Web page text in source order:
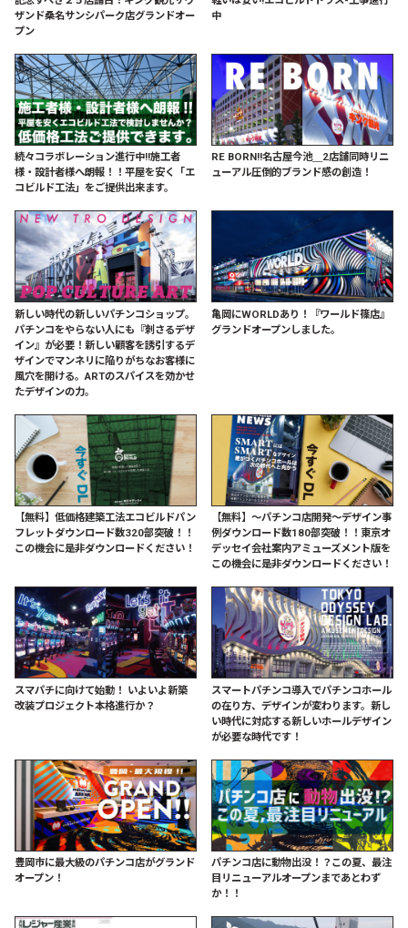
ザンド桑名サンシパーク店グランドオー
プン
中
続々コラボレーション進行中!!施工者
様・設計者様へ朗報！！平屋を安く「エ
コビルド工法」をご提供出来ます。
RE BORN!!名古屋今池＿2店舗同時リニ
ューアル圧倒的ブランド感の創造！
新しい時代の新しいパチンコショップ。
パチンコをやらない人にも『刺さるデザ
イン』が必要！新しい顧客を誘引するデ
ザインでマンネリに陥りがちなお客様に
風穴を開ける。ARTのスパイスを効かせ
たデザインの力。
亀岡にWORLDあり！『ワールド篠店』
グランドオープンしました。
【無料】低価格建築工法エコビルドパン
フレットダウンロード数320部突破！！
この機会に是非ダウンロードください！
【無料】〜パチンコ店開発〜デザイン事
例ダウンロード数180部突破！！東京オ
デッセイ会社案内アミューズメント版を
この機会に是非ダウンロードください！
スマパチに向けて始動！ いよいよ新築
改装プロジェクト本格進行か？
スマートパチンコ導入でパチンコホール
の在り方、デザインが変わります。新し
い時代に対応する新しいホールデザイン
が必要な時代です！
豊岡市に最大級のパチンコ店がグランド
オープン！
パチンコ店に動物出没！？この夏、最注
目リニューアルオープンまであとわず
か！！